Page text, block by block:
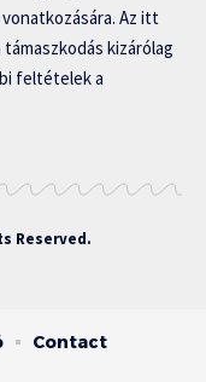
Az itt
kizárólag
feltételek a
Reserved.
Contact